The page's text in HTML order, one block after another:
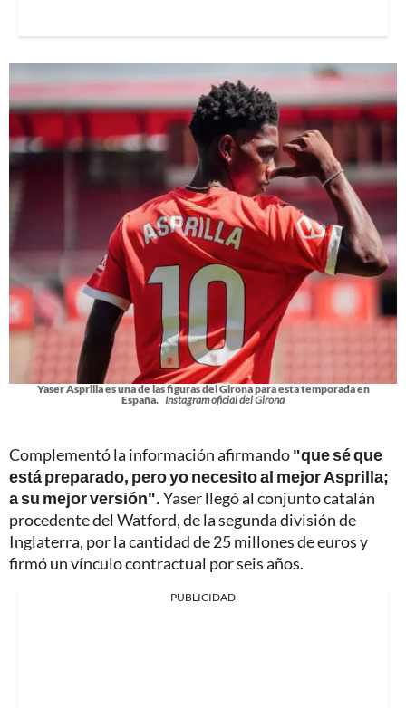
Yaser Asprilla es una de las figuras del Girona para esta temporada en
España. Instagram oficial del Girona
Complementó la información afirmando"que sé que
está preparado, pero yo necesito al mejor Asprilla;
a su mejor versión".Yaser llegó al conjunto catalán
procedente del Watford, de la segunda división de
Inglaterra, por la cantidad de 25 millones de euros y
firmó un vínculo contractual por seis años.
PUBLICIDAD